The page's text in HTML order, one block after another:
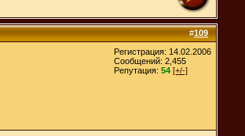
#109
Регистрация: 14.02.2006
Сообщений: 2,455
Репутация: 54 [+/-]